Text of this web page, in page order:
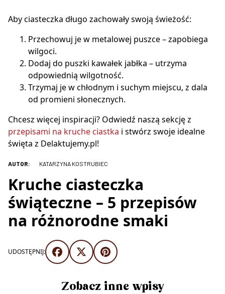
Aby ciasteczka długo zachowały swoją świeżość:
Przechowuj je w metalowej puszce – zapobiega
wilgoci.
Dodaj do puszki kawałek jabłka – utrzyma
odpowiednią wilgotność.
Trzymaj je w chłodnym i suchym miejscu, z dala
od promieni słonecznych.
Chcesz więcej inspiracji? Odwiedź naszą sekcję z
przepisami na kruche ciastka i stwórz swoje idealne
święta z Delaktujemy.pl!
AUTOR: KATARZYNA KOSTRUBIEC
Kruche ciasteczka
świąteczne – 5 przepisów
na różnorodne smaki
UDOSTĘPNIJ:
Zobacz inne wpisy